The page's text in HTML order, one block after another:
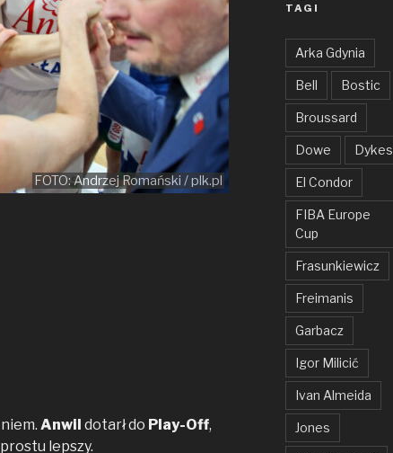
FOTO: Andrzej Romański / plk.pl
Anwil dotarł do Play-Off,
prostu lepszy.
TAGI
Arka Gdynia
Bell Bostic
Broussard
Dowe Dykes
El Condor
FIBA Europe
Cup
Frasunkiewicz
Freimanis
Garbacz
Igor Milicić
Ivan Almeida
Jones